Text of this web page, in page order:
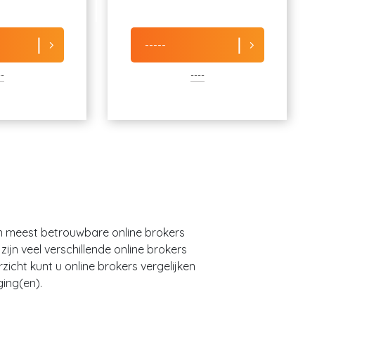
-----
----
meest betrouwbare online brokers
veel verschillende online brokers
kunt u online brokers vergelijken